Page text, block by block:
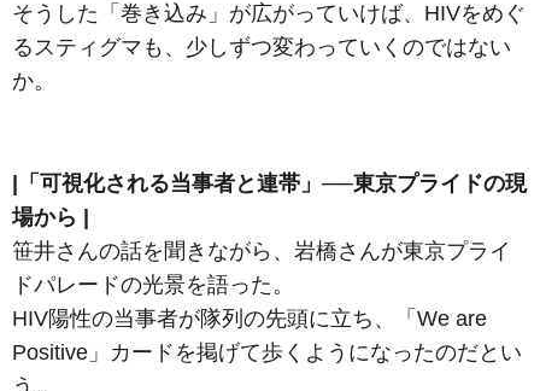
そうした「巻き込み」が広がっていけば、HIVをめぐ
るスティグマも、少しずつ変わっていくのではない
か。
|「可視化される当事者と連帯」──東京プライドの現
場から |
笹井さんの話を聞きながら、岩橋さんが東京プライ
ドパレードの光景を語った。
HIV陽性の当事者が隊列の先頭に立ち、「We are
Positive」カードを掲げて歩くようになったのだとい
う。